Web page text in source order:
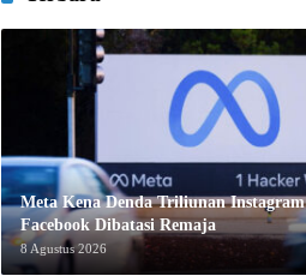
Meta Kena Denda Triliunan Instagram
Facebook Dibatasi Remaja
8 Agustus 2026